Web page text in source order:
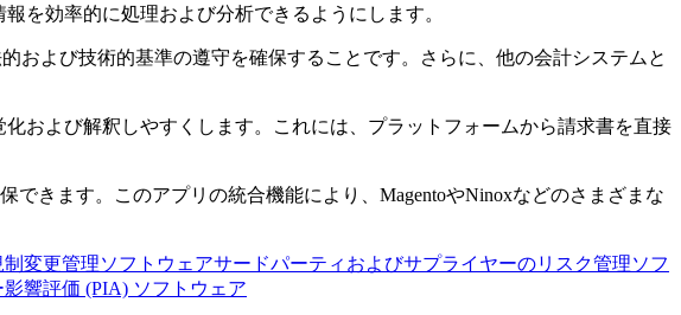
を効率的に処理および分析できるようにします。
および技術的基準の遵守を確保することです。さらに、他の会計システムと
および解釈しやすくします。これには、プラットフォームから請求書を直接
きます。このアプリの統合機能により、MagentoやNinoxなどのさまざまな
制変更管理ソフトウェアサードパーティおよびサプライヤーのリスク管理ソフ
響評価 (PIA) ソフトウェア